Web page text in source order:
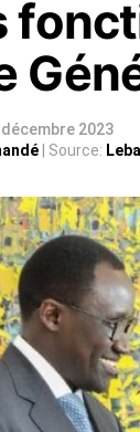
2023
| Source: